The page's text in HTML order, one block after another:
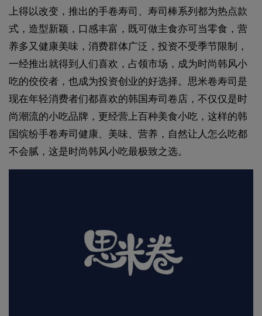
上得以改变，推出的手卷寿司、寿司棒系列都为热点款
式，造型新颖，口感丰富，既可做主食亦可当零食，营
养多又健康美味，消费群体广泛，投资不受季节限制，
一经推出就得到人们喜欢，占领市场，成为时尚韩风小
吃的佼佼者，也成为投资创业的好选择。思米卷寿司是
现在年轻消费者们都喜欢的韩国寿司卷店，不仅仅是时
尚潮流的小吃品牌，更经营上百种美食小吃，这样的韩
国缤纷手卷寿司健康、美味、营养，自然让人怎么吃都
不会腻，这是时尚韩风小吃最极致之选。